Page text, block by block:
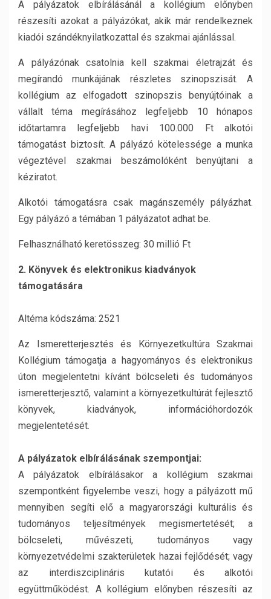
A pályázatok elbírálásánál a kollégium előnyben
részesíti azokat a pályázókat, akik már rendelkeznek
kiadói szándéknyilatkozattal és szakmai ajánlással.
A pályázónak csatolnia kell szakmai életrajzát és
megírandó munkájának részletes szinopszisát. A
kollégium az elfogadott szinopszis benyújtóinak a
vállalt téma megírásához legfeljebb 10 hónapos
időtartamra legfeljebb havi 100.000 Ft alkotói
támogatást biztosít. A pályázó kötelessége a munka
végeztével szakmai beszámolóként benyújtani a
kéziratot.
Alkotói támogatásra csak magánszemély pályázhat.
Egy pályázó a témában 1 pályázatot adhat be.
Felhasználható keretösszeg: 30 millió Ft
2. Könyvek és elektronikus kiadványok
támogatására
Altéma kódszáma: 2521
Az Ismeretterjesztés és Környezetkultúra Szakmai
Kollégium támogatja a hagyományos és elektronikus
úton megjelentetni kívánt bölcseleti és tudományos
ismeretterjesztő, valamint a környezetkultúrát fejlesztő
könyvek, kiadványok, információhordozók
megjelentetését.
A pályázatok elbírálásának szempontjai:
A pályázatok elbírálásakor a kollégium szakmai
szempontként figyelembe veszi, hogy a pályázott mű
mennyiben segíti elő a magyarországi kulturális és
tudományos teljesítmények megismertetését; a
bölcseleti, művészeti, tudományos vagy
környezetvédelmi szakterületek hazai fejlődését; vagy
az interdiszciplináris kutatói és alkotói
együttműködést. A kollégium előnyben részesíti az